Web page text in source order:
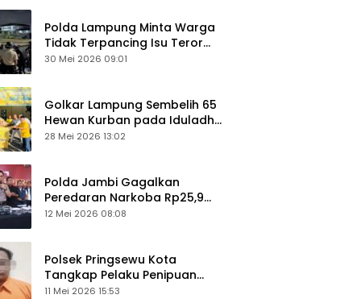
Polda Lampung Minta Warga
Tidak Terpancing Isu Teror
Pocong Palsu, Patroli
30 Mei 2026 09:01
Golkar Lampung Sembelih 65
Hewan Kurban pada Iduladha
1447 Hijriah
28 Mei 2026 13:02
Polda Jambi Gagalkan
Peredaran Narkoba Rp25,9
Miliar, Empat Tersangka
12 Mei 2026 08:08
Polsek Pringsewu Kota
Tangkap Pelaku Penipuan
Mobil, Sempat Kabur ke Jambi
11 Mei 2026 15:53